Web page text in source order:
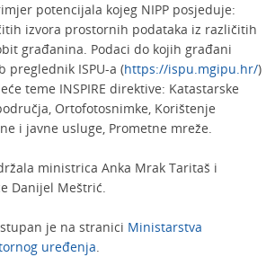
potencijala kojeg NIPP posjeduje:
izvora prostornih podataka iz različitih
građanina. Podaci do kojih građani
preglednik ISPU-a (https://ispu.mgipu.hr/)
teme INSPIRE direktive: Katastarske
Ortofotosnimke, Korištenje
i javne usluge, Prometne mreže.
ministrica Anka Mrak Taritaš i
Danijel Meštrić.
je na stranici Ministarstva
uređenja.